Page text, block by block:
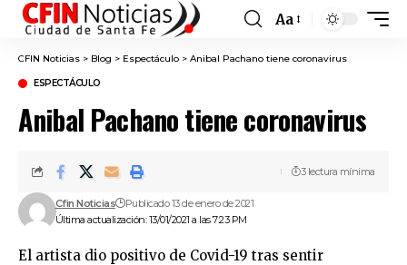
Font
Aa
CFIN Noticias > Blog > Espectáculo > Anibal Pachano tiene coronavirus
ESPECTÁCULO
Anibal Pachano tiene coronavirus
Última actualización: 13/01/2021 a las 7:23 PM
Cfin Noticias Publicado 13 de enero de 2021
3 lectura mínima
El artista dio positivo de Covid-19 tras sentir